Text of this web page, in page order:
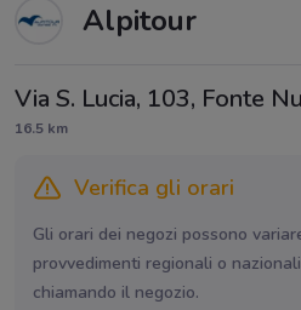
Alpitour
Via S. Lucia, 103, Fonte
16.5 km
Verifica gli orari
Gli orari dei negozi possono
provvedimenti regionali o
chiamando il negozio.